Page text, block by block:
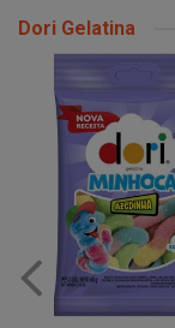
Dori Gelatina